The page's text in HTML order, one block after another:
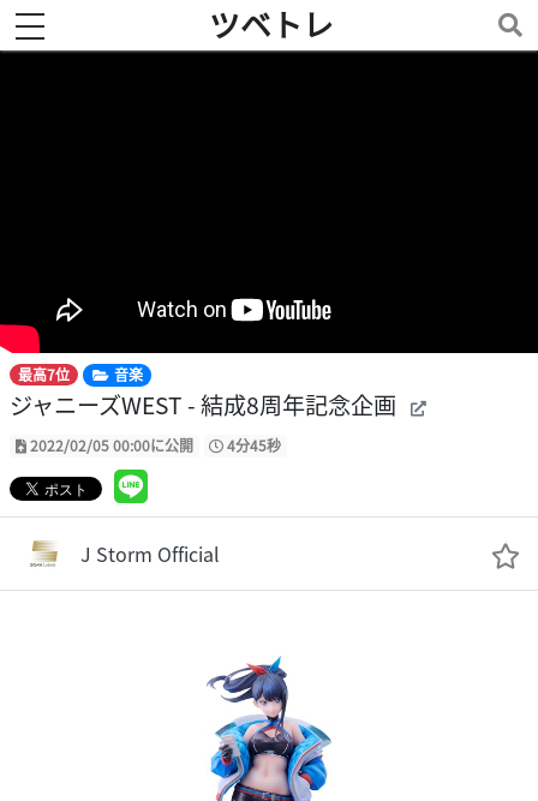
toggle navigation ツベトレ
最高7位 音楽
ジャニーズWEST - 結成8周年記念企画
2022/02/05 00:00に公開 4分45秒
J Storm Official